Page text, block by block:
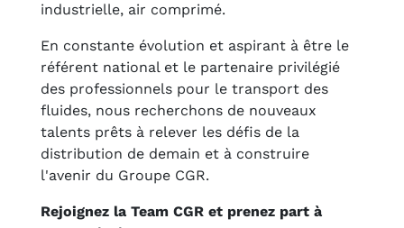
industrielle, air comprimé.
En constante évolution et aspirant à être le
référent national et le partenaire privilégié
des professionnels pour le transport des
fluides, nous recherchons de nouveaux
talents prêts à relever les défis de la
distribution de demain et à construire
l'avenir du Groupe CGR.
Rejoignez la Team CGR et prenez part à